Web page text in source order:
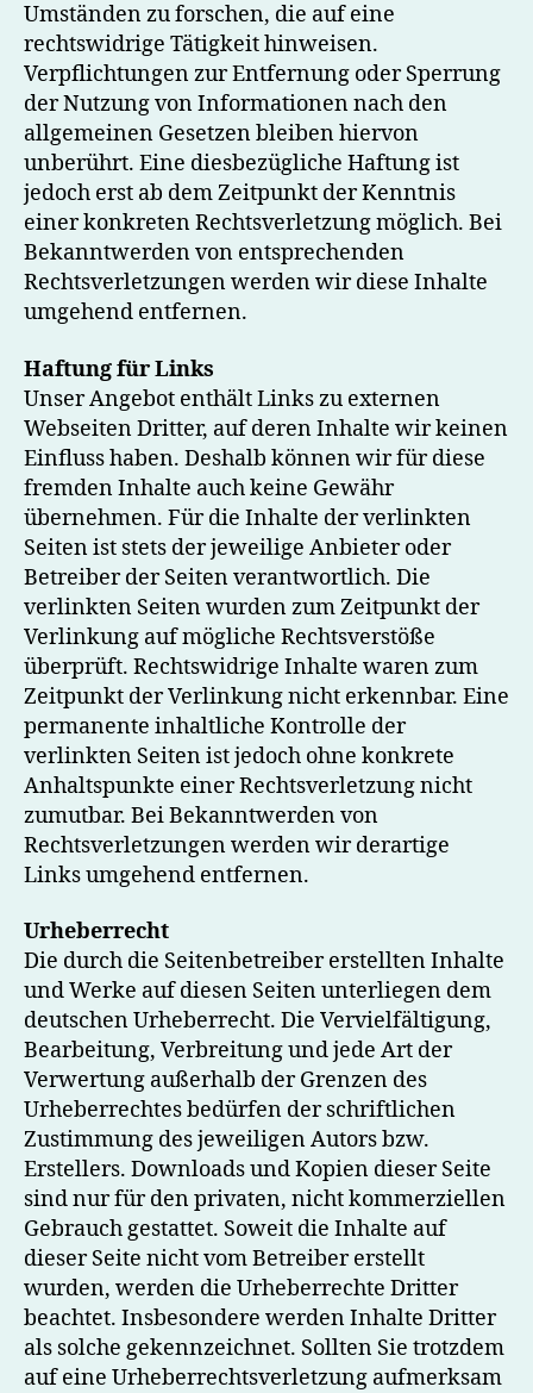
Umständen zu forschen, die auf eine
rechtswidrige Tätigkeit hinweisen.
Verpflichtungen zur Entfernung oder Sperrung
der Nutzung von Informationen nach den
allgemeinen Gesetzen bleiben hiervon
unberührt. Eine diesbezügliche Haftung ist
jedoch erst ab dem Zeitpunkt der Kenntnis
einer konkreten Rechtsverletzung möglich. Bei
Bekanntwerden von entsprechenden
Rechtsverletzungen werden wir diese Inhalte
umgehend entfernen.
Haftung für Links
Unser Angebot enthält Links zu externen
Webseiten Dritter, auf deren Inhalte wir keinen
Einfluss haben. Deshalb können wir für diese
fremden Inhalte auch keine Gewähr
übernehmen. Für die Inhalte der verlinkten
Seiten ist stets der jeweilige Anbieter oder
Betreiber der Seiten verantwortlich. Die
verlinkten Seiten wurden zum Zeitpunkt der
Verlinkung auf mögliche Rechtsverstöße
überprüft. Rechtswidrige Inhalte waren zum
Zeitpunkt der Verlinkung nicht erkennbar. Eine
permanente inhaltliche Kontrolle der
verlinkten Seiten ist jedoch ohne konkrete
Anhaltspunkte einer Rechtsverletzung nicht
zumutbar. Bei Bekanntwerden von
Rechtsverletzungen werden wir derartige
Links umgehend entfernen.
Urheberrecht
Die durch die Seitenbetreiber erstellten Inhalte
und Werke auf diesen Seiten unterliegen dem
deutschen Urheberrecht. Die Vervielfältigung,
Bearbeitung, Verbreitung und jede Art der
Verwertung außerhalb der Grenzen des
Urheberrechtes bedürfen der schriftlichen
Zustimmung des jeweiligen Autors bzw.
Erstellers. Downloads und Kopien dieser Seite
sind nur für den privaten, nicht kommerziellen
Gebrauch gestattet. Soweit die Inhalte auf
dieser Seite nicht vom Betreiber erstellt
wurden, werden die Urheberrechte Dritter
beachtet. Insbesondere werden Inhalte Dritter
als solche gekennzeichnet. Sollten Sie trotzdem
auf eine Urheberrechtsverletzung aufmerksam